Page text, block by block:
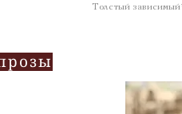
Толстый